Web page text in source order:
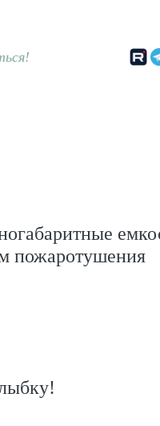
пожаротушения